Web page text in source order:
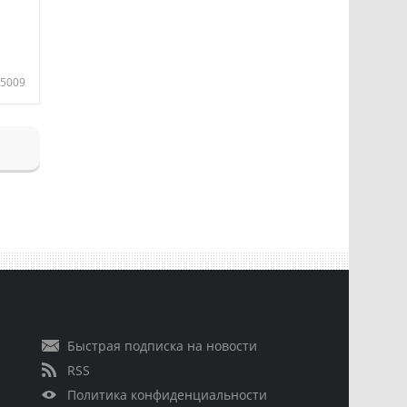
5009
Быстрая подписка на новости
RSS
Политика конфиденциальности